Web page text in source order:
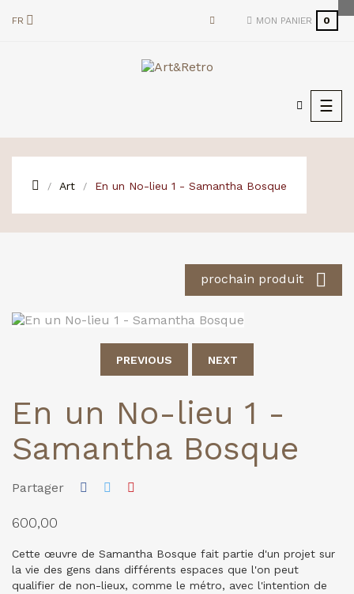
FR MON PANIER 0
la
☰
Art En un No-lieu 1 - Samantha Bosque
prochain produit 
PREVIOUS NEXT
En un No-lieu 1 -
Samantha Bosque
Partager
600,00
Cette œuvre de Samantha Bosque fait partie d'un projet sur
la vie des gens dans différents espaces que l'on peut
qualifier de non-lieux, comme le métro, avec l'intention de